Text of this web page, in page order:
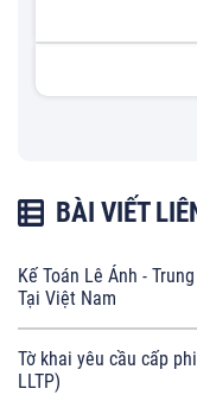
BÀI VIẾT
Kế Toán Lê Ánh -
Tại Việt Nam
Tờ khai yêu cầu cấp
LLTP)